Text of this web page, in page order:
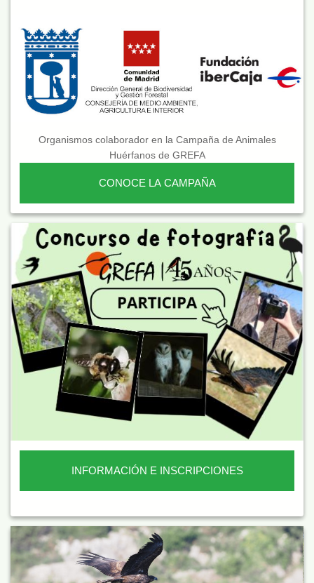
Organismos colaborador en la Campaña de Animales
Huérfanos de GREFA
CONOCE LA CAMPAÑA
INFORMACIÓN E INSCRIPCIONES